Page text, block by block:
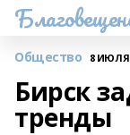
Общество 8 ИЮЛЯ
Бирск
тренды